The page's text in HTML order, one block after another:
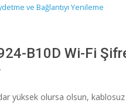
ve Bağlantıyı Yenileme
B10D Wi-Fi
yüksek olursa olsun,